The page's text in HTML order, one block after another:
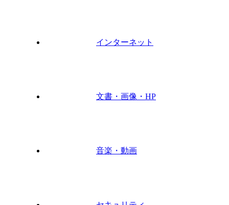
インターネット
文書・画像・HP
音楽・動画